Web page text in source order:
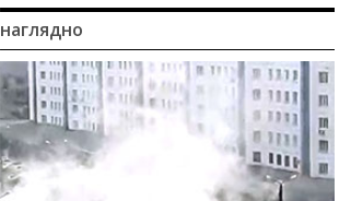
наглядно